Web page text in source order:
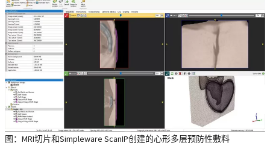
图：MRI切片和Simpleware ScanIP创建的心形多层预防性敷料